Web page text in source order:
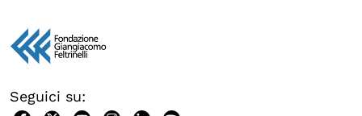
Seguici su: